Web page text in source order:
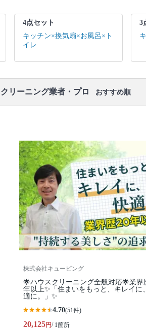
もご参
ります。
4点セット
キッチン×換気扇×お風呂×ト
イレ
3
リーニング業者・プロ おすすめ順
株式会社キュービング
🌟ハウスクリーニング全般対応🌟業界
年以上✨「住まいをもっと、キレイに
適に。」✨
4.70(51件)
20,125円/ 1箇所